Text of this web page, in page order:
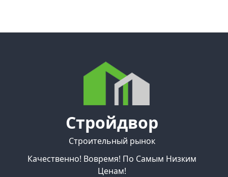
Стройдвор
Строительный рынок
Качественно! Вовремя! По Самым Низким
Ценам!